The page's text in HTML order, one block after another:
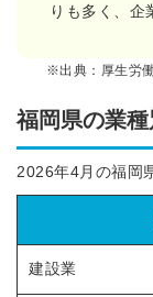
りも多く、企
※出典：厚生労
福岡県の業
2026年4月の福岡
建設業